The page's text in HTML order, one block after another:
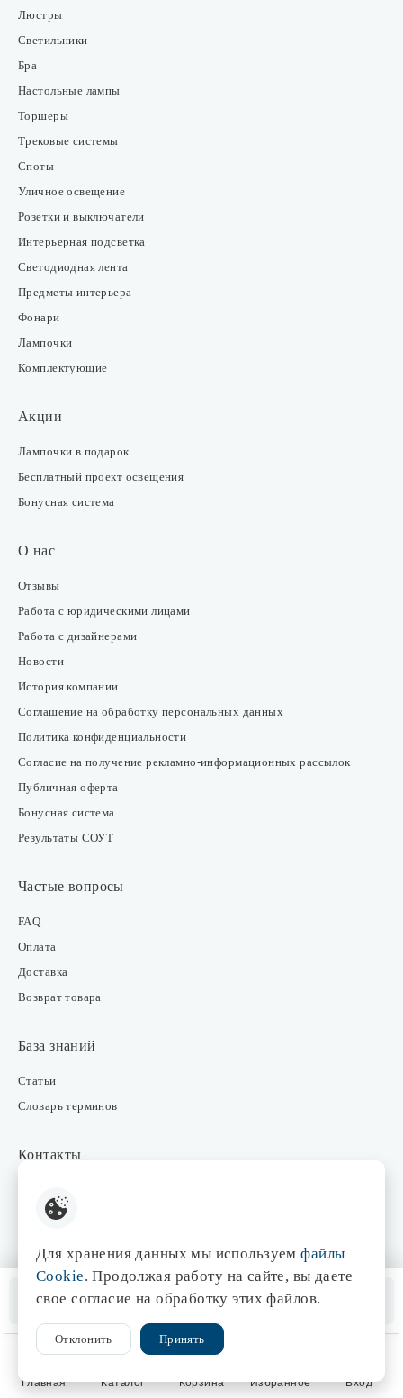
Люстры
Светильники
Бра
Настольные лампы
Торшеры
Трековые системы
Споты
Уличное освещение
Розетки и выключатели
Интерьерная подсветка
Светодиодная лента
Предметы интерьера
Фонари
Лампочки
Комплектующие
Акции
Лампочки в подарок
Бесплатный проект освещения
Бонусная система
О нас
Отзывы
Работа с юридическими лицами
Работа с дизайнерами
Новости
История компании
Соглашение на обработку персональных данных
Политика конфиденциальности
Согласие на получение рекламно-информационных рассылок
Публичная оферта
Бонусная система
Результаты СОУТ
Частые вопросы
FAQ
Оплата
Доставка
Возврат товара
База знаний
Статьи
Словарь терминов
Контакты
Интернет-магазин
Отдел маркетинга
© 1998-2026 Центр света «Эдисон»
Нет в наличии
Помощь менеджера
Главная Каталог Корзина Избранное Вход
Для хранения данных мы используемфайлы
Cookie. Продолжая работу на сайте, вы даете
свое согласие на обработку этих файлов.
Отклонить Принять